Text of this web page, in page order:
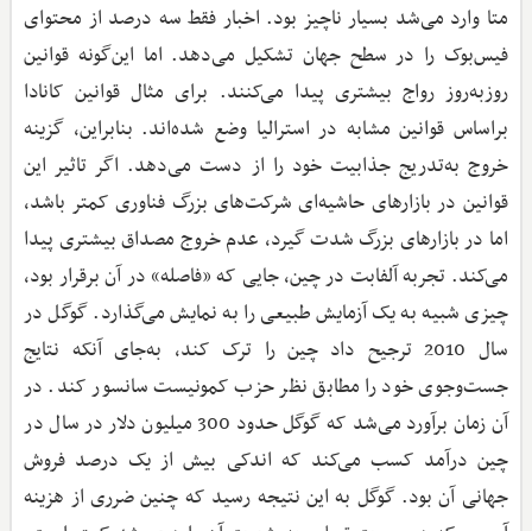
متا وارد می‌شد بسیار ناچیز بود. اخبار فقط سه درصد از محتوای
فیس‌بوک را در سطح جهان تشکیل می‌دهد. اما این‌گونه قوانین
روز‌به‌روز رواج بیشتری پیدا می‌کنند. برای مثال قوانین کانادا
براساس قوانین مشابه در استرالیا وضع شده‌اند. بنابراین، گزینه
خروج به‌تدریج جذابیت خود را از دست می‌دهد. اگر تاثیر این
قوانین در بازارهای حاشیه‌ای شرکت‌های بزرگ‌ فناوری کمتر باشد،
اما در بازارهای بزرگ شدت گیرد، عدم خروج مصداق بیشتری پیدا
می‌کند. تجربه آلفابت در چین، جایی که «فاصله» در آن برقرار بود،
چیزی شبیه به یک آزمایش طبیعی را به نمایش می‌گذارد. گوگل در
سال 2010 ترجیح داد چین را ترک کند، به‌جای آنکه نتایج
جست‌وجوی خود را مطابق نظر حزب کمونیست سانسور کند. در
آن زمان برآورد می‌شد که گوگل حدود 300 میلیون دلار در سال در
چین درآمد کسب می‌کند که اندکی بیش از یک درصد فروش
جهانی آن بود. گوگل به این نتیجه رسید که چنین ضرری از هزینه